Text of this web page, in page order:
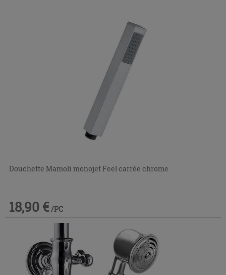
Douchette Mamoli monojet Feel carrée chrome
18,90 € /PC